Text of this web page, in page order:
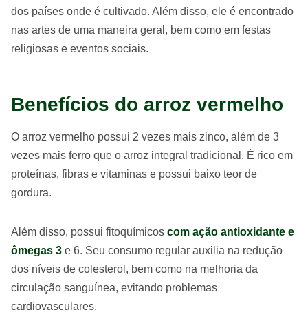
dos países onde é cultivado. Além disso, ele é encontrado
nas artes de uma maneira geral, bem como em festas
religiosas e eventos sociais.
Benefícios do arroz vermelho
O arroz vermelho possui 2 vezes mais zinco, além de 3
vezes mais ferro que o arroz integral tradicional. É rico em
proteínas, fibras e vitaminas e possui baixo teor de
gordura.
Além disso, possui fitoquímicos com ação antioxidante e
ômegas 3 e 6. Seu consumo regular auxilia na redução
dos níveis de colesterol, bem como na melhoria da
circulação sanguínea, evitando problemas
cardiovasculares.